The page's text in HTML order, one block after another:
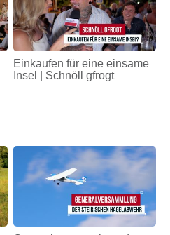
Einkaufen für eine einsame
Insel | Schnöll gfrogt